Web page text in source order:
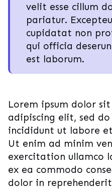
velit esse cillum
pariatur.
cupidatat non
qui officia
est laborum.
Lorem ipsum dolor
adipiscing elit, sed
incididunt ut labore
Ut enim ad minim
exercitation ullamco
ex ea commodo
dolor in